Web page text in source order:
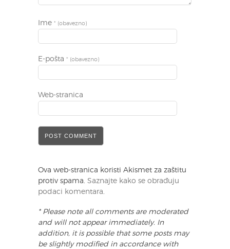
Ime * (obavezno)
E-pošta * (obavezno)
Web-stranica
Ova web-stranica koristi Akismet za zaštitu
protiv spama. Saznajte kako se obrađuju
podaci komentara.
* Please note all comments are moderated
and will not appear immediately. In
addition, it is possible that some posts may
be slightly modified in accordance with